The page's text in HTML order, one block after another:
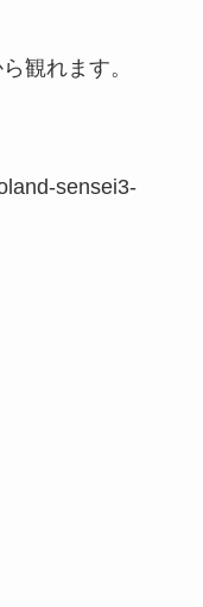
観れます。
sensei3-